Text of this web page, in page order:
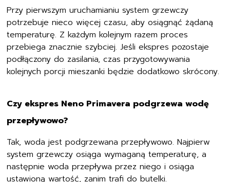
Przy pierwszym uruchamianiu system grzewczy
potrzebuje nieco więcej czasu, aby osiągnąć żądaną
temperaturę. Z każdym kolejnym razem proces
przebiega znacznie szybciej. Jeśli ekspres pozostaje
podłączony do zasilania, czas przygotowywania
kolejnych porcji mieszanki będzie dodatkowo skrócony.
Czy ekspres Neno Primavera podgrzewa wodę
przepływowo?
Tak, woda jest podgrzewana przepływowo. Najpierw
system grzewczy osiąga wymaganą temperaturę, a
następnie woda przepływa przez niego i osiąga
ustawioną wartość, zanim trafi do butelki.